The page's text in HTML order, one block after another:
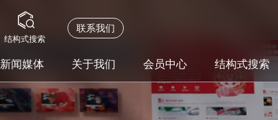
结构式搜索
联系我们
新闻媒体 关于我们 会员中心 结构式搜索